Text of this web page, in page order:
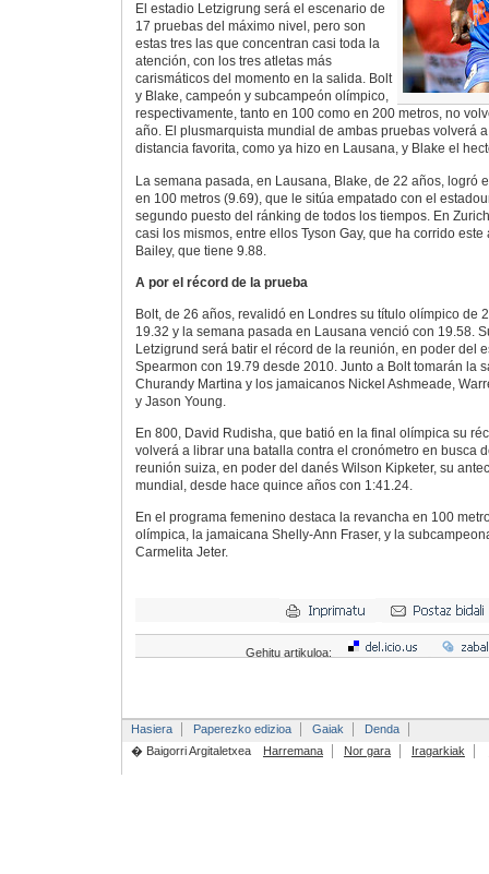
El estadio Letzigrung será el escenario de
17 pruebas del máximo nivel, pero son
estas tres las que concentran casi toda la
atención, con los tres atletas más
carismáticos del momento en la salida. Bolt
y Blake, campeón y subcampeón olímpico,
respectivamente, tanto en 100 como en 200 metros, no
año. El plusmarquista mundial de ambas pruebas volverá
distancia favorita, como ya hizo en Lausana, y Blake el
La semana pasada, en Lausana, Blake, de 22 años, logró
en 100 metros (9.69), que le sitúa empatado con el
segundo puesto del ránking de todos los tiempos. En
casi los mismos, entre ellos Tyson Gay, que ha corrido
Bailey, que tiene 9.88.
A por el récord de la prueba
Bolt, de 26 años, revalidó en Londres su título olímpico de
19.32 y la semana pasada en Lausana venció con 19.58.
Letzigrund será batir el récord de la reunión, en poder del
Spearmon con 19.79 desde 2010. Junto a Bolt tomarán la
Churandy Martina y los jamaicanos Nickel Ashmeade,
y Jason Young.
En 800, David Rudisha, que batió en la final olímpica su
volverá a librar una batalla contra el cronómetro en busca
reunión suiza, en poder del danés Wilson Kipketer, su
mundial, desde hace quince años con 1:41.24.
En el programa femenino destaca la revancha en 100
olímpica, la jamaicana Shelly-Ann Fraser, y la
Carmelita Jeter.
Gehitu artikuloa:
Hasiera Paperezko edizioa Gaiak
Denda
� Baigorri Argitaletxea
Harremana Nor gara Iragarkiak